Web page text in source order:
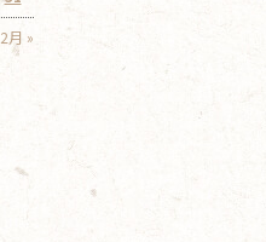
2月 »